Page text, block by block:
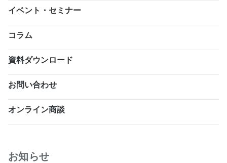
イベント・セミナー
コラム
資料ダウンロード
お問い合わせ
オンライン商談
お知らせ